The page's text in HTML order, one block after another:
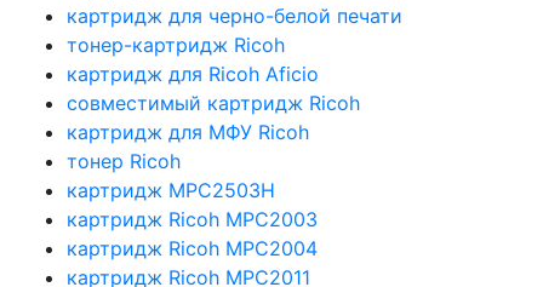
картридж для черно-белой печати
тонер-картридж Ricoh
картридж для Ricoh Aficio
совместимый картридж Ricoh
картридж для МФУ Ricoh
тонер Ricoh
картридж MPC2503H
картридж Ricoh MPC2003
картридж Ricoh MPC2004
картридж Ricoh MPC2011